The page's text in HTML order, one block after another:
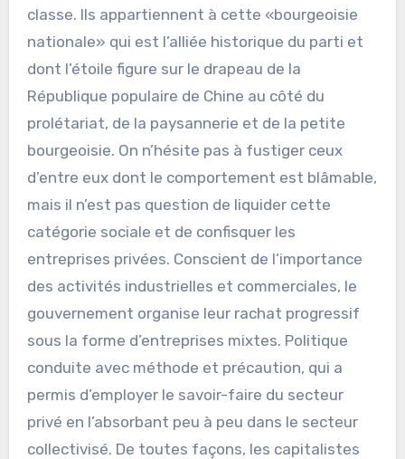
classe. Ils appartiennent à cette «bourgeoisie
nationale» qui est l’alliée historique du parti et
dont l’étoile figure sur le drapeau de la
République populaire de Chine au côté du
prolétariat, de la paysannerie et de la petite
bourgeoisie. On n’hésite pas à fustiger ceux
d’entre eux dont le comportement est blâmable,
mais il n’est pas question de liquider cette
catégorie sociale et de confisquer les
entreprises privées. Conscient de l’importance
des activités industrielles et commerciales, le
gouvernement organise leur rachat progressif
sous la forme d’entreprises mixtes. Politique
conduite avec méthode et précaution, qui a
permis d’employer le savoir-faire du secteur
privé en l’absorbant peu à peu dans le secteur
collectivisé. De toutes façons, les capitalistes